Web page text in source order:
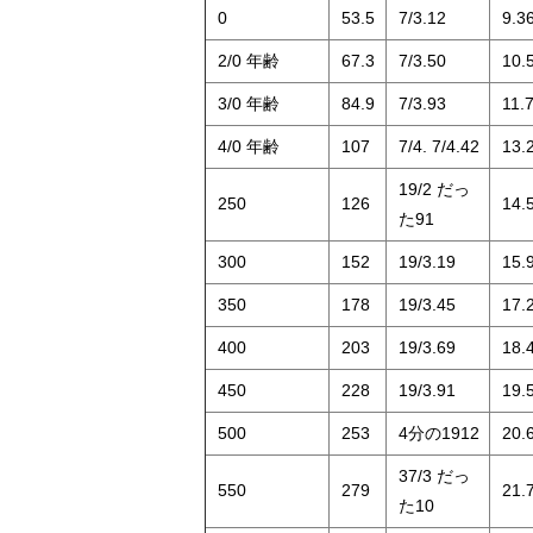
0 53.5 7/3.12
2/0 年齢 67.3 7/3.50
3/0 年齢 84.9 7/3.93
4/0 年齢 107 7/4. 7/4.42
250 126
19/2 だっ
た91
300 152 19/3.19
350 178 19/3.45
400 203 19/3.69
450 228 19/3.91
500 253 4分の1912
550 279
37/3 だっ
た10